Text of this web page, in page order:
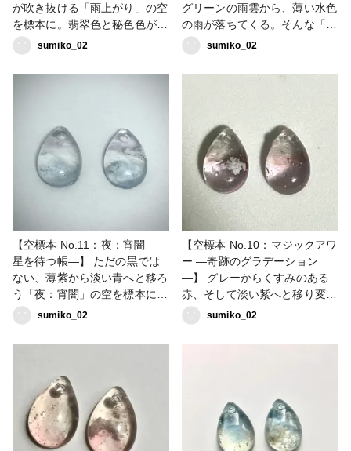
が吹き抜ける「雨上がり」の空
を標本に。翡翠色と秘色色が優
しく溶け合う2色のグラデーシ
ョンを、小さな雫に閉じ込めま
した。今回は、横へとはけてい
さを楽しんでみてください。次
は、淡く朧げな光が満ちる「朧
月夜」の空へ。 #sorarium #空
sumiko_02
グリーンの雨雲から、薄い水色
の雨が落ちてくる。そんな「雨
模様」の空を標本に。全体を光
に透ける薄い色合いで仕上げ、
今回は雨雲をイメージした雲を
雨の合間に煙るどこか優しい表
情を楽しめます。次は、雨が通
り過ぎて風が吹き抜ける「雨上
がり」の空へ。 #sorarium #空
標本
sumiko_02
【空標本 No.11：夜：宵闇 ―
星を待つ帳―】 ただの黒では
ない、薄紫から淡い青へと移ろ
う「夜：宵闇」の空を標本に。
深すぎない優しい夜の色合い
と、透き通るような透明感を小
さな雫に閉じ込めました。光に
が広がります。夜空には二筋の
流れ星を添え、静かな夜の情景
を閉じ込めました。雲なしは流
れ星が映える澄んだ夜空を、雲
ありは薄くたなびく雲とともに
sumiko_02
【空標本 No.10：マジックアワ
ー ―奇跡のグラデーション
―】 グレーからくすみのある
赤、そして淡い紫へと移り変わ
る「マジックアワー」の空を標
本に。日没後のわずかな時間だ
け現れる、昼と夜の境界のよう
その日だけの空の記録です。
雲なしは静かなグラデーション
を、雲ありは夜へ溶けていく雲
sumiko_02